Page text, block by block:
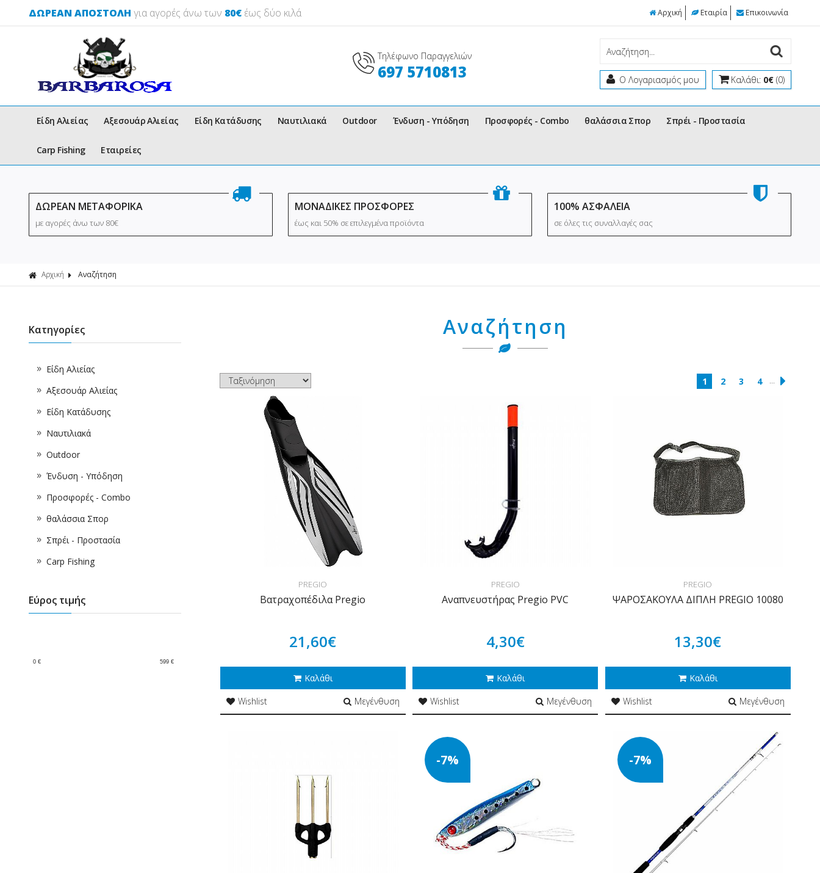
ΔΩΡΕΑΝ ΑΠΟΣΤΟΛΗ για αγορές άνω των 80€ έως δύο κιλά Αρχική Εταιρία Επικοινωνία
Τηλέφωνο Παραγγελιών
697 5710813 Ο Λογαριασμός μου Καλάθι: 0€ (0)
Είδη Αλιείας Αξεσουάρ Αλιείας Είδη Κατάδυσης Ναυτιλιακά Outdoor Ένδυση - Υπόδηση Προσφορές - Combo θαλάσσια Σπορ Σπρέι - Προστασία
Carp Fishing Εταιρείες
ΔΩΡΕΑΝ ΜΕΤΑΦΟΡΙΚΑ
με αγορές άνω των 80€
ΜΟΝΑΔΙΚΕΣ ΠΡΟΣΦΟΡΕΣ
έως και 50% σε επιλεγμένα προϊόντα
100% ΑΣΦΑΛΕΙΑ
σε όλες τις συναλλαγές σας
Αρχική Αναζήτηση
Κατηγορίες
Είδη Αλιείας
Αξεσουάρ Αλιείας
Είδη Κατάδυσης
Ναυτιλιακά
Outdoor
Ένδυση - Υπόδηση
Προσφορές - Combo
θαλάσσια Σπορ
Σπρέι - Προστασία
Carp Fishing
Εύρος τιμής
0 € 599 €
Αναζήτηση
1 2 3 4 ...
PREGIO
Βατραχοπέδιλα Pregio
21,60€
Καλάθι
Wishlist
Μεγένθυση
PREGIO
Αναπνευστήρας Pregio PVC
4,30€
Καλάθι
Wishlist
Μεγένθυση
PREGIO
ΨΑΡΟΣΑΚΟΥΛΑ ΔΙΠΛΗ PREGIO 10080
13,30€
Καλάθι
Wishlist
Μεγένθυση
-7% -7%